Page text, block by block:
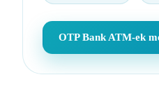
OTP Bank ATM-ek